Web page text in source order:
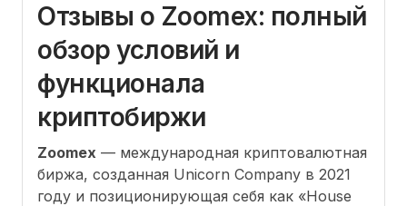
Отзывы о Zoomex: полный
обзор условий и
функционала
криптобиржи
Zoomex — международная криптовалютная
биржа, созданная Unicorn Company в 2021
году и позиционирующая себя как «House